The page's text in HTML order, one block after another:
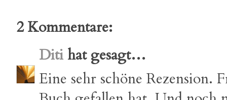
2 Kommentare:
Ditihat gesagt…
Eine sehr schöne Rezension.